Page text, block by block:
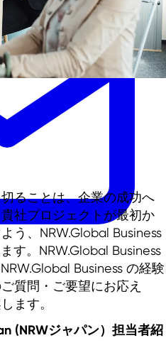
ることは、企業の成功へ
社プロジェクトが最初か
う、NRW.Global Business
す。NRW.Global Business
Business の経験
質問・ご要望にお応え
ます。
(NRWジャパン）担当者紹